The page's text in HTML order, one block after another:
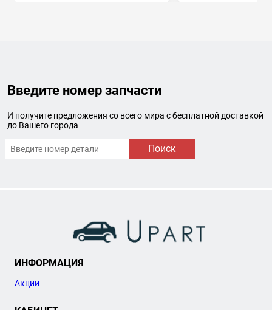
Введите номер запчасти
И получите предложения со всего мира с бесплатной доставкой
до Вашего города
Поиск
ИНФОРМАЦИЯ
Акции